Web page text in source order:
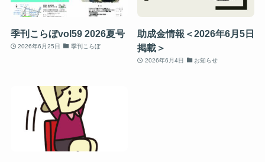
季刊こらぼvol59 2026夏号
2026年6月25日 季刊こらぼ
助成金情報＜2026年6月5日
掲載＞
2026年6月4日 お知らせ